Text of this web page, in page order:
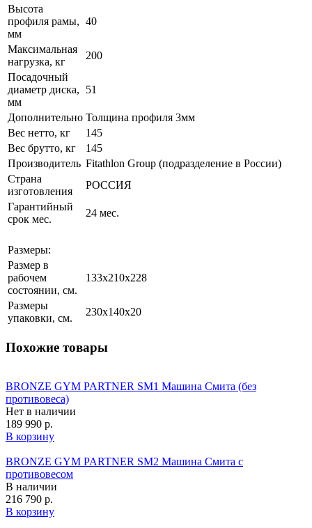
Высота
профиля рамы,
мм
40
Максимальная
нагрузка, кг
200
Посадочный
диаметр диска,
мм
51
Дополнительно Толщина профиля 3мм
Вес нетто, кг
145
Вес брутто, кг
145
Производитель Fitathlon Group (подразделение в России)
Страна
изготовления
РОССИЯ
Гарантийный
срок мес.
24 мес.
Размеры:
Размер в
рабочем
состоянии, см.
133х210x228
Размеры
упаковки, см.
230х140x20
Похожие товары
BRONZE GYM PARTNER SM1 Машина Смита (без
противовеса)
Нет в наличии
189 990 р.
В корзину
BRONZE GYM PARTNER SM2 Машина Смита с
противовесом
В наличии
216 790 р.
В корзину